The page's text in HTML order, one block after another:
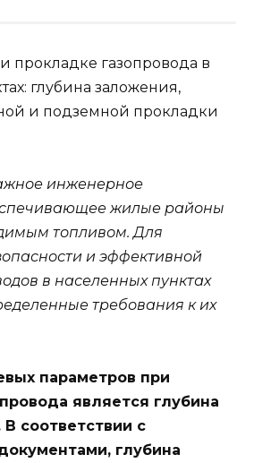
инженерное
жилые районы
топливом. Для
и эффективной
в населенных пунктах
требования к их
параметров при
является глубина
В соответствии с
глубина